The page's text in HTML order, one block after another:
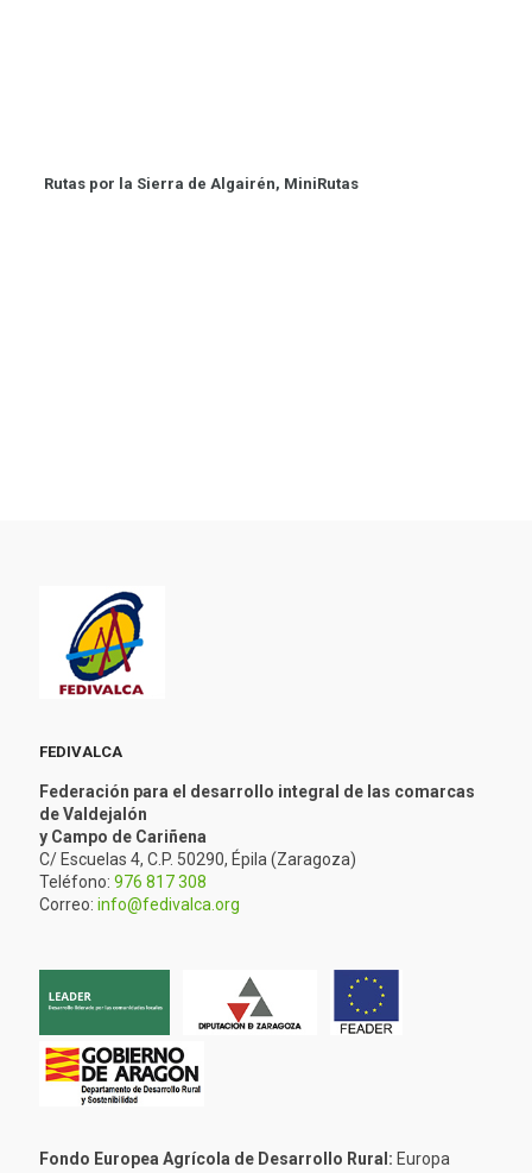
Rutas por la Sierra de Algairén, MiniRutas
FEDIVALCA
Federación para el desarrollo integral de las comarcas
de Valdejalón
y Campo de Cariñena
C/ Escuelas 4, C.P. 50290, Épila (Zaragoza)
Teléfono: 976 817 308
Correo: info@fedivalca.org
Fondo Europea Agrícola de Desarrollo Rural: Europa